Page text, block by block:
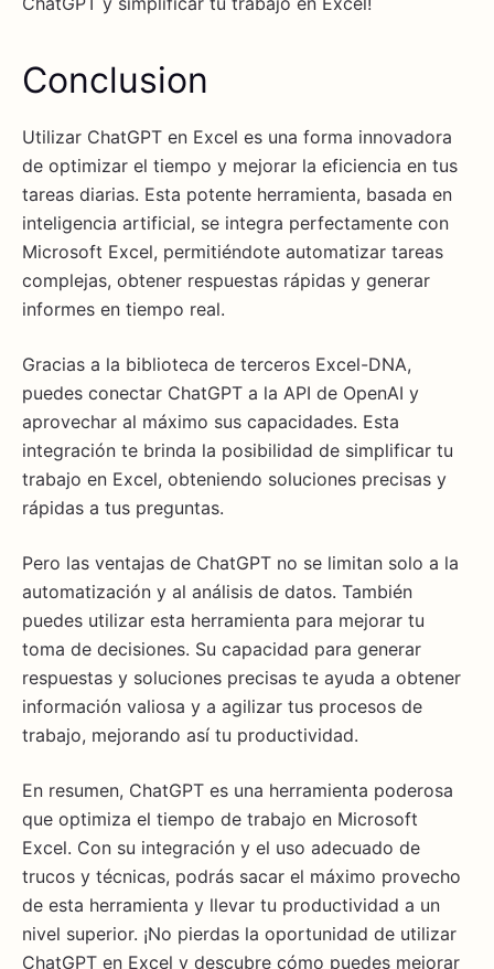
Conclusion
Utilizar ChatGPT en Excel es una forma innovadora
de optimizar el tiempo y mejorar la eficiencia en tus
tareas diarias. Esta potente herramienta, basada en
inteligencia artificial, se integra perfectamente con
Microsoft Excel, permitiéndote automatizar tareas
complejas, obtener respuestas rápidas y generar
informes en tiempo real.
Gracias a la biblioteca de terceros Excel-DNA,
puedes conectar ChatGPT a la API de OpenAI y
aprovechar al máximo sus capacidades. Esta
integración te brinda la posibilidad de simplificar tu
trabajo en Excel, obteniendo soluciones precisas y
rápidas a tus preguntas.
Pero las ventajas de ChatGPT no se limitan solo a la
automatización y al análisis de datos. También
puedes utilizar esta herramienta para mejorar tu
toma de decisiones. Su capacidad para generar
respuestas y soluciones precisas te ayuda a obtener
información valiosa y a agilizar tus procesos de
trabajo, mejorando así tu productividad.
En resumen, ChatGPT es una herramienta poderosa
que optimiza el tiempo de trabajo en Microsoft
Excel. Con su integración y el uso adecuado de
trucos y técnicas, podrás sacar el máximo provecho
de esta herramienta y llevar tu productividad a un
nivel superior. ¡No pierdas la oportunidad de utilizar
ChatGPT en Excel y descubre cómo puedes mejorar